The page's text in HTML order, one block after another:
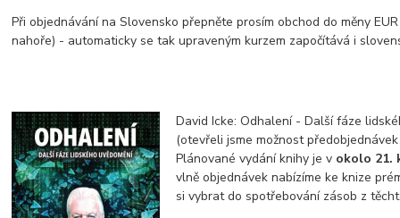
Při objednávání na Slovensko přepněte prosím obchod do měny
nahoře) - automaticky se tak upraveným kurzem započítává i
David Icke: Odhalení - Další fáze
(otevřeli jsme možnost
Plánované vydání knihy je v okolo 21.
vlně objednávek nabízíme ke knize
si vybrat do spotřebování zásob z